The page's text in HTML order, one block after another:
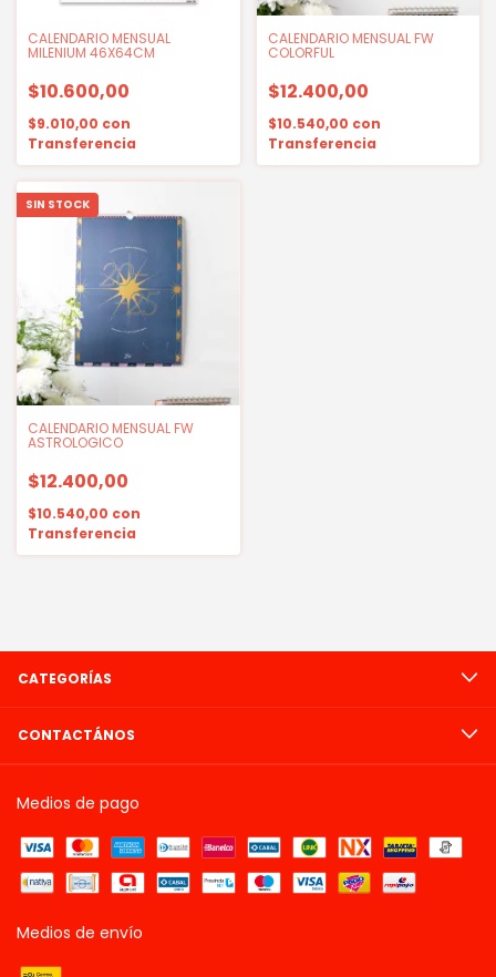
CALENDARIO MENSUAL
MILENIUM 46X64CM
$10.600,00
$9.010,00 con
Transferencia
CALENDARIO MENSUAL FW
COLORFUL
$12.400,00
$10.540,00 con
Transferencia
SIN STOCK
CALENDARIO MENSUAL FW
ASTROLOGICO
$12.400,00
$10.540,00 con
Transferencia
CATEGORÍAS
CONTACTÁNOS
Medios de pago
Medios de envío